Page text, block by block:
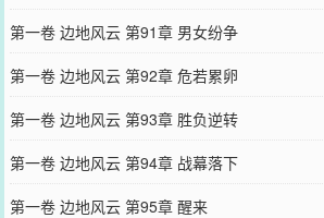
第一卷 边地风云 第91章 男女纷争
第一卷 边地风云 第92章 危若累卵
第一卷 边地风云 第93章 胜负逆转
第一卷 边地风云 第94章 战幕落下
第一卷 边地风云 第95章 醒来